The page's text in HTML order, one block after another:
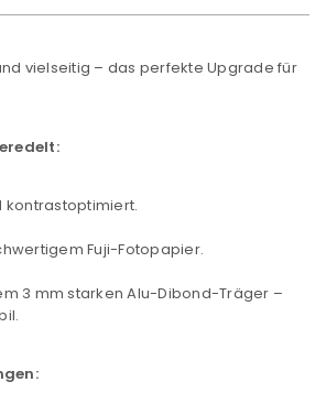
vielseitig – das perfekte Upgrade für
kontrastoptimiert.
Fuji-Fotopapier.
3 mm starken Alu-Dibond-Träger –